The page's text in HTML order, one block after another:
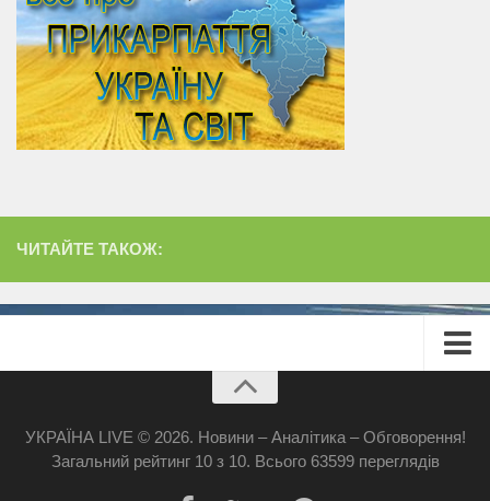
ЧИТАЙТЕ ТАКОЖ:
Про сайт
Реклама
УКРАЇНА LIVE © 2026. Новини – Аналітика – Обговорення!
Загальний рейтинг 10з 10. Всього 63599переглядів